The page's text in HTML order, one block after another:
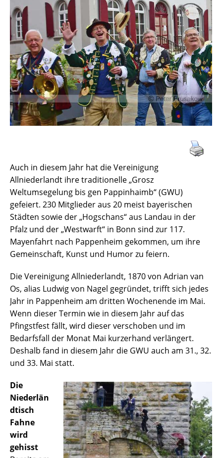
Auch in diesem Jahr hat die Vereinigung
Allniederlandt ihre traditionelle „Grosz
Weltumsegelung bis gen Pappinhaimb“ (GWU)
gefeiert. 230 Mitglieder aus 20 meist bayerischen
Städten sowie der „Hogschans“ aus Landau in der
Pfalz und der „Westwarft“ in Bonn sind zur 117.
Mayenfahrt nach Pappenheim gekommen, um ihre
Gemeinschaft, Kunst und Humor zu feiern.
Die Vereinigung Allniederlandt, 1870 von Adrian van
Os, alias Ludwig von Nagel gegründet, trifft sich jedes
Jahr in Pappenheim am dritten Wochenende im Mai.
Wenn dieser Termin wie in diesem Jahr auf das
Pfingstfest fällt, wird dieser verschoben und im
Bedarfsfall der Monat Mai kurzerhand verlängert.
Deshalb fand in diesem Jahr die GWU auch am 31., 32.
und 33. Mai statt.
Die
Niederlän
dtisch
Fahne
wird
gehisst